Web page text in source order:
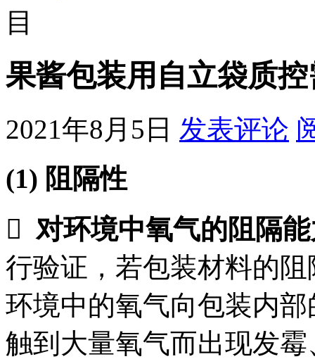
目
果酱包装用自立袋质
2021年8月5日 发表评论
(1) 阻隔性
 对环境中氧气的阻隔
行验证，若包装材料的
环境中的氧气向包装内
触到大量氧气而出现发